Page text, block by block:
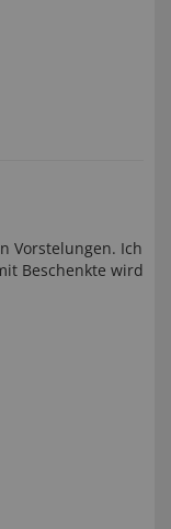
Vorstelungen. Ich
Beschenkte wird